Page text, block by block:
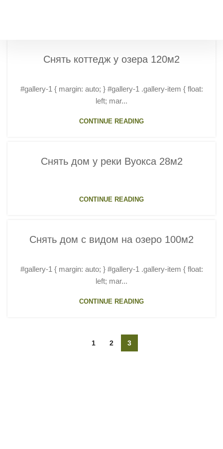
Снять коттедж у озера 120м2
#gallery-1 { margin: auto; } #gallery-1 .gallery-item { float:
left; mar...
CONTINUE READING
Снять дом у реки Вуокса 28м2
CONTINUE READING
Снять дом с видом на озеро 100м2
#gallery-1 { margin: auto; } #gallery-1 .gallery-item { float:
left; mar...
CONTINUE READING
1 2 3